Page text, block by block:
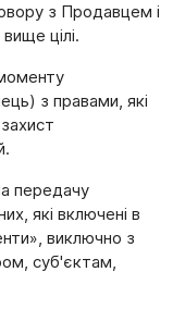
з Продавцем і
цілі.
з правами, які
передачу
які включені в
виключно з
суб'єктам,